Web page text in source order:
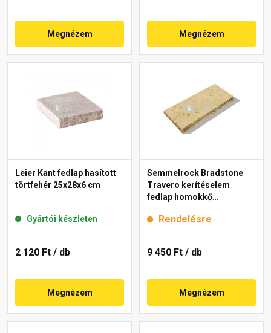
Megnézem Megnézem
Leier Kant fedlap hasított
törtfehér 25x28x6 cm
Gyártói készleten
2 120 Ft / db
Megnézem
Semmelrock Bradstone
Travero kerítéselem
fedlap homokkő
Rendelésre
9 450 Ft / db
Megnézem